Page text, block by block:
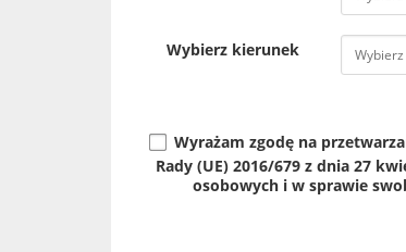
Wybierz kierunek
Wyrażam zgodę na
Rady (UE) 2016/679 z dnia 27
osobowych i w sprawie